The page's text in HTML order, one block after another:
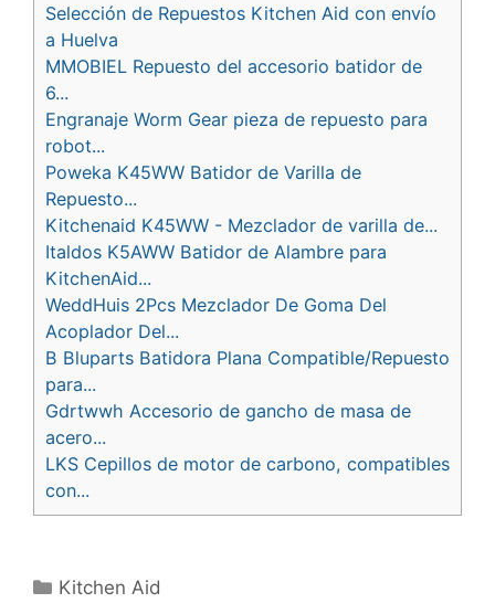
Selección de Repuestos Kitchen Aid con envío
a Huelva
MMOBIEL Repuesto del accesorio batidor de
6...
Engranaje Worm Gear pieza de repuesto para
robot...
Poweka K45WW Batidor de Varilla de
Repuesto...
Kitchenaid K45WW - Mezclador de varilla de...
Italdos K5AWW Batidor de Alambre para
KitchenAid...
WeddHuis 2Pcs Mezclador De Goma Del
Acoplador Del...
B Bluparts Batidora Plana Compatible/Repuesto
para...
Gdrtwwh Accesorio de gancho de masa de
acero...
LKS Cepillos de motor de carbono, compatibles
con...
Categorías
Kitchen Aid